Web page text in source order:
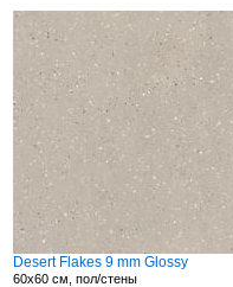
Desert Flakes 9 mm Glossy
60x60 см, пол/стены